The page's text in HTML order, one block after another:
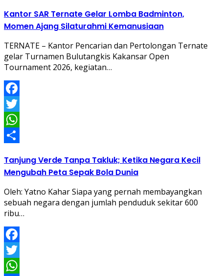
Kantor SAR Ternate Gelar Lomba Badminton,
Momen Ajang Silaturahmi Kemanusiaan
TERNATE – Kantor Pencarian dan Pertolongan Ternate
gelar Turnamen Bulutangkis Kakansar Open
Tournament 2026, kegiatan…
Facebook
Twitter
WhatsApp
Tanjung Verde Tanpa Takluk; Ketika Negara Kecil
Mengubah Peta Sepak Bola Dunia
Oleh: Yatno Kahar Siapa yang pernah membayangkan
sebuah negara dengan jumlah penduduk sekitar 600
ribu…
Facebook
Twitter